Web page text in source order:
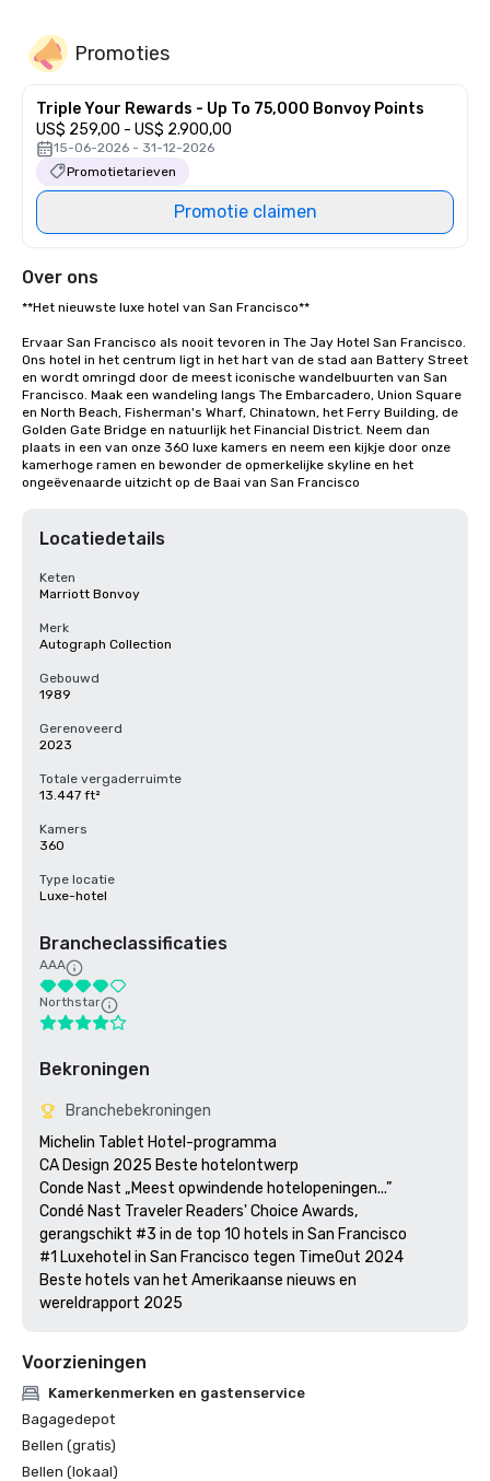
Promoties
Triple Your Rewards - Up To 75,000 Bonvoy Points
US$ 259,00 - US$ 2.900,00
15-06-2026 - 31-12-2026
Promotietarieven
Promotie claimen
Over ons
**Het nieuwste luxe hotel van San Francisco**
Ervaar San Francisco als nooit tevoren in The Jay Hotel San Francisco.
Ons hotel in het centrum ligt in het hart van de stad aan Battery Street
en wordt omringd door de meest iconische wandelbuurten van San
Francisco. Maak een wandeling langs The Embarcadero, Union Square
en North Beach, Fisherman's Wharf, Chinatown, het Ferry Building, de
Golden Gate Bridge en natuurlijk het Financial District. Neem dan
plaats in een van onze 360 luxe kamers en neem een kijkje door onze
kamerhoge ramen en bewonder de opmerkelijke skyline en het
ongeëvenaarde uitzicht op de Baai van San Francisco
Locatiedetails
Keten
Marriott Bonvoy
Merk
Autograph Collection
Gebouwd
1989
Gerenoveerd
2023
Totale vergaderruimte
13.447 ft²
Kamers
360
Type locatie
Luxe-hotel
Brancheclassificaties
AAA
Northstar
Bekroningen
Branchebekroningen
Michelin Tablet Hotel-programma
CA Design 2025 Beste hotelontwerp
Conde Nast „Meest opwindende hotelopeningen...”
Condé Nast Traveler Readers' Choice Awards,
gerangschikt #3 in de top 10 hotels in San Francisco
#1 Luxehotel in San Francisco tegen TimeOut 2024
Beste hotels van het Amerikaanse nieuws en
Voorzieningen
Kamerkenmerken en gastenservice
Bagagedepot
Bellen (gratis)
Bellen (lokaal)